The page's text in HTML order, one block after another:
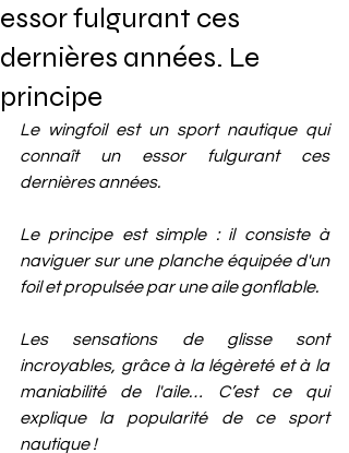
essor fulgurant ces
dernières années. Le
principe
Le wingfoil est un sport nautique qui
connaît un essor fulgurant ces
dernières années.
Le principe est simple : il consiste à
naviguer sur une planche équipée d'un
foil et propulsée par une aile gonflable.
Les sensations de glisse sont
incroyables, grâce à la légèreté et à la
maniabilité de l'aile… C’est ce qui
explique la popularité de ce sport
nautique !